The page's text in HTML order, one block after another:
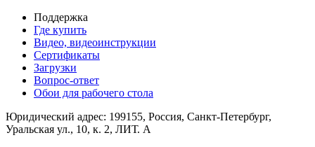
Поддержка
Где купить
Видео, видеоинструкции
Сертификаты
Загрузки
Вопрос-ответ
Обои для рабочего стола
Юридический адрес: 199155, Россия, Санкт-Петербург,
Уральская ул., 10, к. 2, ЛИТ. А